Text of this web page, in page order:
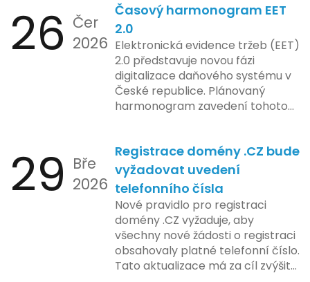
podniky s náročnými účetními
procesy.
26 Čer
2026
Časový harmonogram EET
2.0
Elektronická evidence tržeb (EET)
2.0 představuje novou fázi
digitalizace daňového systému v
České republice. Plánovaný
harmonogram zavedení tohoto
zahrnuje přípravu technické
platformy a legislativních změn,
které by měly být předloženy do
konce tohoto roku. Očekává se,
že tato fáze umožní adaptaci
systémů a rozšíření podpory pro
podnikatele, přičemž všechny
potřebné technologie by měly
být dostupné k testování v rámci
29 Bře
2026
Registrace domény .CZ bude
vyžadovat uvedení
telefonního čísla
Nové pravidlo pro registraci
domény .CZ vyžaduje, aby
všechny nové žádosti o registraci
obsahovaly platné telefonní číslo.
Tato aktualizace má za cíl zvýšit